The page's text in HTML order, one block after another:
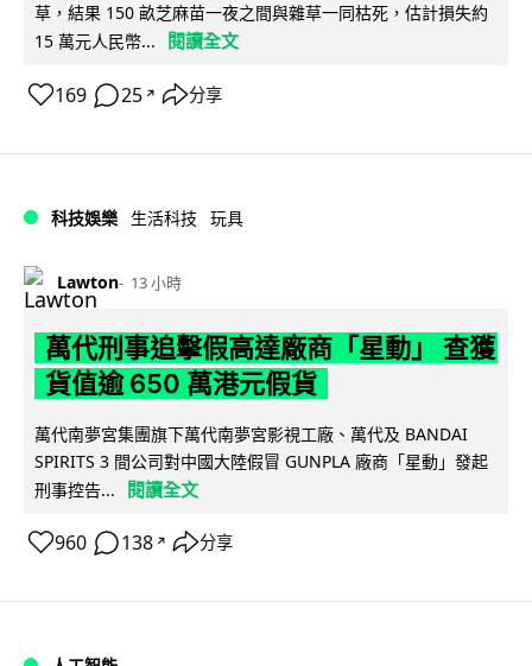
草，結果 150 畝芝麻苗一夜之間與雜草一同枯死，估計損失約
15 萬元人民幣...
閱讀全文
169 25 ↗ 分享
科技娛樂 生活科技 玩具
Lawton 13 小時
萬代刑事追擊假高達廠商「星動」 查獲
貨值逾 650 萬港元假貨
萬代南夢宮集團旗下萬代南夢宮影視工廠、萬代及 BANDAI
SPIRITS 3 間公司對中國大陸假冒 GUNPLA 廠商「星動」發起
刑事控告...
閱讀全文
960 138 ↗ 分享